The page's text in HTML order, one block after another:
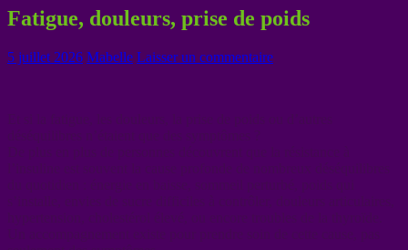
Fatigue, douleurs, prise de poids
5 juillet 2026 Mabelle Laisser un commentaire